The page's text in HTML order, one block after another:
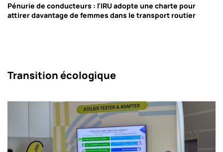
Pénurie de conducteurs : l'IRU adopte une charte pour
attirer davantage de femmes dans le transport routier
Transition écologique